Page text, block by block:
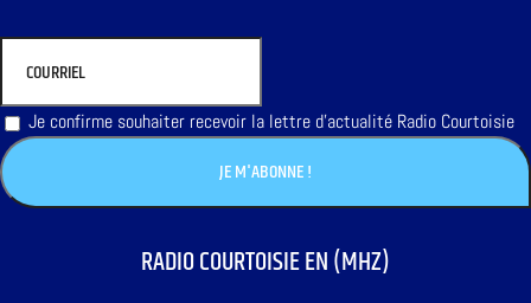
Je confirme souhaiter recevoir la lettre d'actualité Radio Courtoisie
RADIO COURTOISIE EN (MHZ)